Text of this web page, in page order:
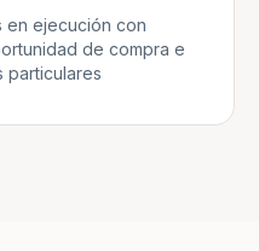
en ejecución con
de compra e
particulares